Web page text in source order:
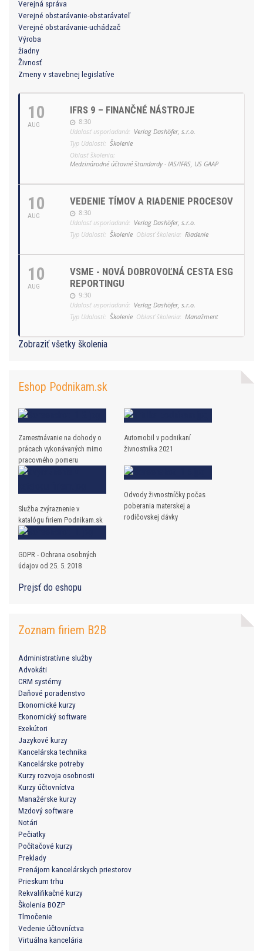
Verejná správa
Verejné obstarávanie-obstarávateľ
Verejné obstarávanie-uchádzač
Výroba
žiadny
Živnosť
Zmeny v stavebnej legislatíve
10
AUG
IFRS 9 – FINANČNÉ NÁSTROJE
8:30
Udalosť usporiadaná: Verlag Dashöfer, s.r.o.
Typ Udalosti: Školenie
Oblasť školenia:
Medzinárodné účtovné štandardy - IAS/IFRS, US GAAP
10
AUG
VEDENIE TÍMOV A RIADENIE PROCESOV
8:30
Udalosť usporiadaná: Verlag Dashöfer, s.r.o.
Typ Udalosti: Školenie Oblasť školenia: Riadenie
10
AUG
VSME - NOVÁ DOBROVOĽNÁ CESTA ESG
REPORTINGU
9:30
Udalosť usporiadaná: Verlag Dashöfer, s.r.o.
Typ Udalosti: Školenie Oblasť školenia: Manažment
Zobraziť všetky školenia
Eshop Podnikam.sk
Zamestnávanie na dohody o
prácach vykonávaných mimo
pracovného pomeru
Automobil v podnikaní
živnostníka 2021
Služba zvýraznenie v
katalógu firiem Podnikam.sk
Odvody živnostníčky počas
poberania materskej a
rodičovskej dávky
GDPR - Ochrana osobných
údajov od 25. 5. 2018
Prejsť do eshopu
Zoznam firiem B2B
Administratívne služby
Advokáti
CRM systémy
Daňové poradenstvo
Ekonomické kurzy
Ekonomický software
Exekútori
Jazykové kurzy
Kancelárska technika
Kancelárske potreby
Kurzy rozvoja osobnosti
Kurzy účtovníctva
Manažérske kurzy
Mzdový software
Notári
Pečiatky
Počítačové kurzy
Preklady
Prenájom kancelárskych priestorov
Prieskum trhu
Rekvalifikačné kurzy
Školenia BOZP
Tlmočenie
Vedenie účtovníctva
Virtuálna kancelária